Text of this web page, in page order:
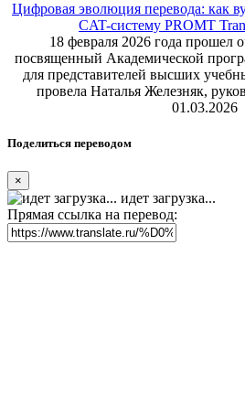
Цифровая эволюция перевода: как
CAT-систему PROMT
18 февраля 2026 года прошел
посвященный Академической
для представителей высших
провела Наталья Железняк,
01.03.2026
Поделиться переводом
×
идет загрузка...
Прямая ссылка на перевод: